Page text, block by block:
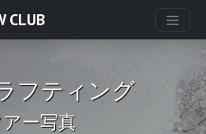
CLUB
フティング
ー写真